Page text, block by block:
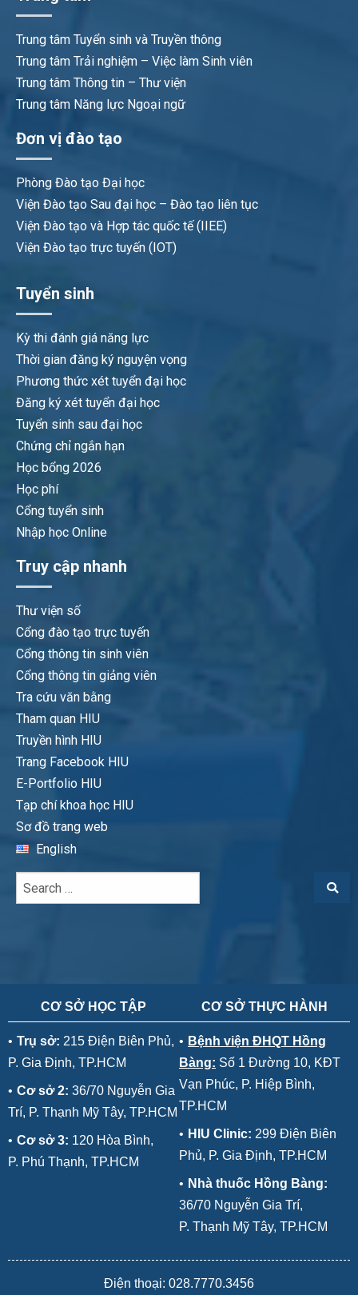
Trung tâm Tuyển sinh và Truyền thông
Trung tâm Trải nghiệm – Việc làm Sinh viên
Trung tâm Thông tin – Thư viện
Trung tâm Năng lực Ngoại ngữ
Đơn vị đào tạo
Phòng Đào tạo Đại học
Viện Đào tạo Sau đại học – Đào tạo liên tục
Viện Đào tạo và Hợp tác quốc tế (IIEE)
Viện Đào tạo trực tuyến (IOT)
Tuyển sinh
Kỳ thi đánh giá năng lực
Thời gian đăng ký nguyện vọng
Phương thức xét tuyển đại học
Đăng ký xét tuyển đại học
Tuyển sinh sau đại học
Chứng chỉ ngắn hạn
Học bổng 2026
Học phí
Cổng tuyển sinh
Nhập học Online
Truy cập nhanh
Thư viện số
Cổng đào tạo trực tuyến
Cổng thông tin sinh viên
Cổng thông tin giảng viên
Tra cứu văn bằng
Tham quan HIU
Truyền hình HIU
Trang Facebook HIU
E-Portfolio HIU
Tạp chí khoa học HIU
Sơ đồ trang web
English
CƠ SỞ HỌC TẬP
• Trụ sở: 215 Điện Biên Phủ,
P. Gia Định, TP.HCM
• Cơ sở 2: 36/70 Nguyễn Gia
Trí, P. Thạnh Mỹ Tây, TP.HCM
• Cơ sở 3: 120 Hòa Bình,
P. Phú Thạnh, TP.HCM
CƠ SỞ THỰC HÀNH
• Bệnh viện ĐHQT Hồng
Bàng: Số 1 Đường 10, KĐT
Vạn Phúc, P. Hiệp Bình,
TP.HCM
• HIU Clinic: 299 Điện Biên
Phủ, P. Gia Định, TP.HCM
• Nhà thuốc Hồng Bàng:
36/70 Nguyễn Gia Trí,
P. Thạnh Mỹ Tây, TP.HCM
Điện thoại: 028.7770.3456